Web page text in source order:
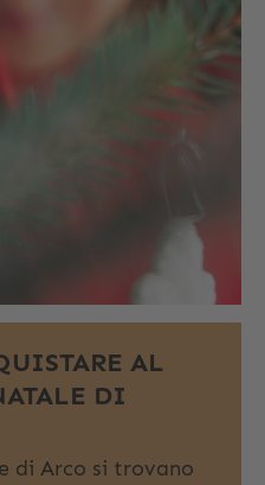
AL
DI
di Arco si trovano